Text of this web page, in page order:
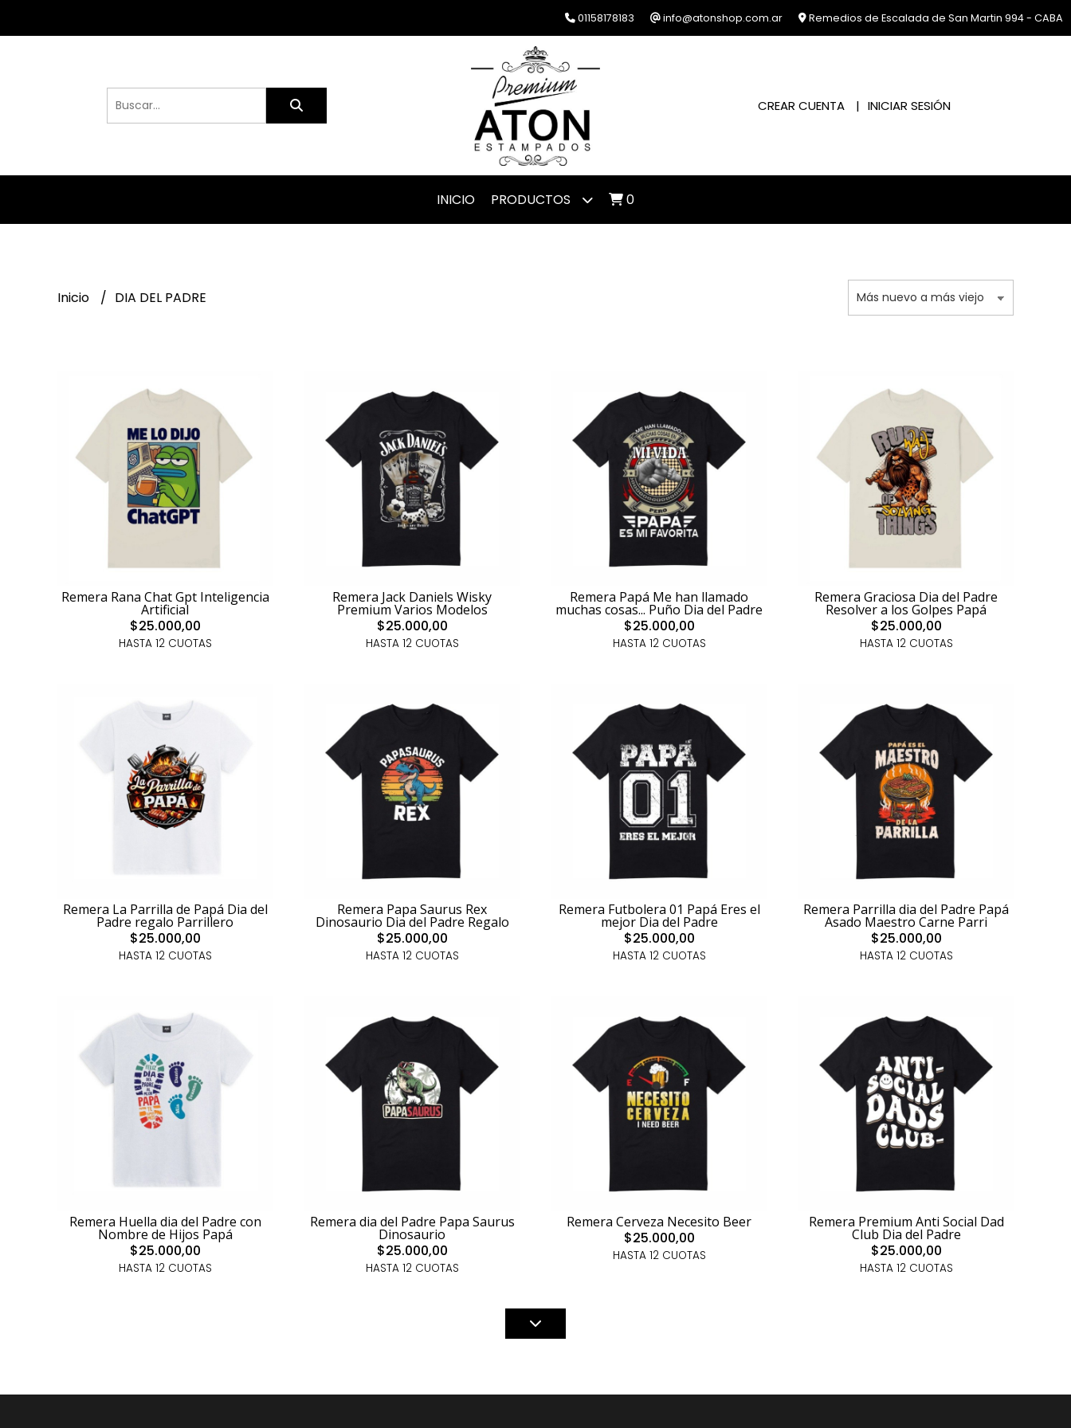
01158178183 info@atonshop.com.ar Remedios de Escalada de San Martin 994 - CABA
CREAR CUENTA INICIAR SESIÓN
INICIO PRODUCTOS 0
Inicio DIA DEL PADRE
Remera Rana Chat Gpt Inteligencia
Artificial
$25.000,00
HASTA 12 CUOTAS
Remera Jack Daniels Wisky
Premium Varios Modelos
$25.000,00
HASTA 12 CUOTAS
Remera Papá Me han llamado
muchas cosas... Puño Dia del Padre
$25.000,00
HASTA 12 CUOTAS
Remera Graciosa Dia del Padre
Resolver a los Golpes Papá
$25.000,00
HASTA 12 CUOTAS
Remera La Parrilla de Papá Dia del
Padre regalo Parrillero
$25.000,00
HASTA 12 CUOTAS
Remera Papa Saurus Rex
Dinosaurio Dia del Padre Regalo
$25.000,00
HASTA 12 CUOTAS
Remera Futbolera 01 Papá Eres el
mejor Dia del Padre
$25.000,00
HASTA 12 CUOTAS
Remera Parrilla dia del Padre Papá
Asado Maestro Carne Parri
$25.000,00
HASTA 12 CUOTAS
Remera Huella dia del Padre con
Nombre de Hijos Papá
$25.000,00
HASTA 12 CUOTAS
Remera dia del Padre Papa Saurus
Dinosaurio
$25.000,00
HASTA 12 CUOTAS
Remera Cerveza Necesito Beer
$25.000,00
HASTA 12 CUOTAS
Remera Premium Anti Social Dad
Club Dia del Padre
$25.000,00
HASTA 12 CUOTAS